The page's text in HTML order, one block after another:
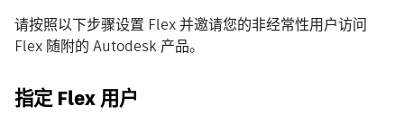
请按照以下步骤设置 Flex 并邀请您的非经常性用户访问
Flex 随附的 Autodesk 产品。
指定 Flex 用户